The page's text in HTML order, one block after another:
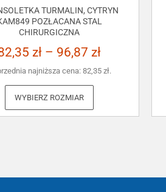
TURMALIN, CYTRYN
POZŁACANA STAL
CHIRURGICZNA
zł – 96,87 zł
najniższa cena:82,35 zł.
WYBIERZ ROZMIAR